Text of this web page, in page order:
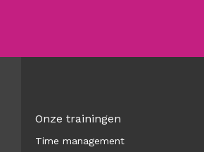
Onze trainingen
Time management